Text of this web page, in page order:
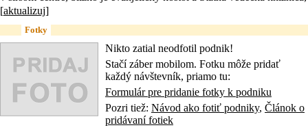
[aktualizuj]
Fotky
Nikto zatial neodfotil podnik!
Stačí záber mobilom. Fotku môže pridať
každý návštevník, priamo tu:
Formulár pre pridanie fotky k podniku
Pozri tiež: Návod ako fotiť podniky, Článok o
pridávaní fotiek